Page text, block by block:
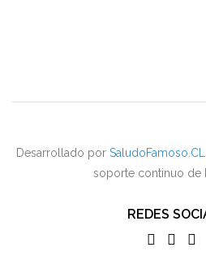
Desarrollado por SaludoFamoso.CL
soporte continuo de
REDES